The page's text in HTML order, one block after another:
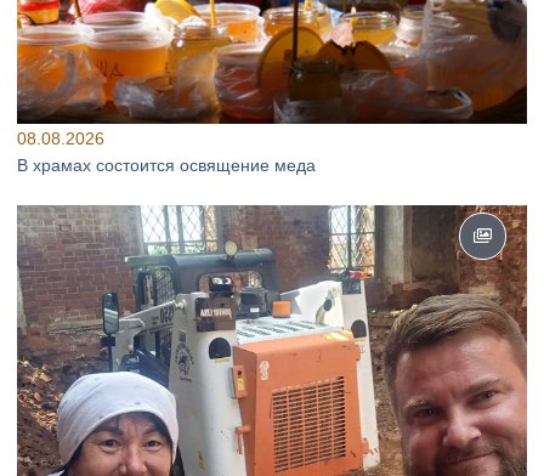
08.08.2026
В храмах состоится освящение меда